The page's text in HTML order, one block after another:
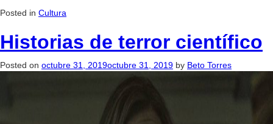
Posted in Cultura
Historias de terror científico
Posted on octubre 31, 2019octubre 31, 2019 by Beto Torres